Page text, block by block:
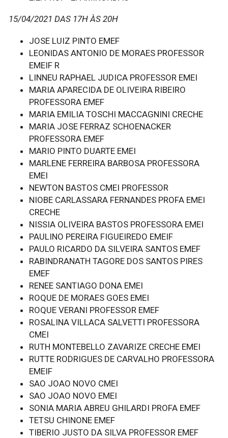
15/04/2021 DAS 17H ÀS 20H
JOSE LUIZ PINTO EMEF
LEONIDAS ANTONIO DE MORAES PROFESSOR
EMEIF R
LINNEU RAPHAEL JUDICA PROFESSOR EMEI
MARIA APARECIDA DE OLIVEIRA RIBEIRO
PROFESSORA EMEF
MARIA EMILIA TOSCHI MACCAGNINI CRECHE
MARIA JOSE FERRAZ SCHOENACKER
PROFESSORA EMEF
MARIO PINTO DUARTE EMEI
MARLENE FERREIRA BARBOSA PROFESSORA
EMEI
NEWTON BASTOS CMEI PROFESSOR
NIOBE CARLASSARA FERNANDES PROFA EMEI
CRECHE
NISSIA OLIVEIRA BASTOS PROFESSORA EMEI
PAULINO PEREIRA FIGUEIREDO EMEIF
PAULO RICARDO DA SILVEIRA SANTOS EMEF
RABINDRANATH TAGORE DOS SANTOS PIRES
EMEF
RENEE SANTIAGO DONA EMEI
ROQUE DE MORAES GOES EMEI
ROQUE VERANI PROFESSOR EMEF
ROSALINA VILLACA SALVETTI PROFESSORA
CMEI
RUTH MONTEBELLO ZAVARIZE CRECHE EMEI
RUTTE RODRIGUES DE CARVALHO PROFESSORA
EMEIF
SAO JOAO NOVO CMEI
SAO JOAO NOVO EMEI
SONIA MARIA ABREU GHILARDI PROFA EMEF
TETSU CHINONE EMEF
TIBERIO JUSTO DA SILVA PROFESSOR EMEF